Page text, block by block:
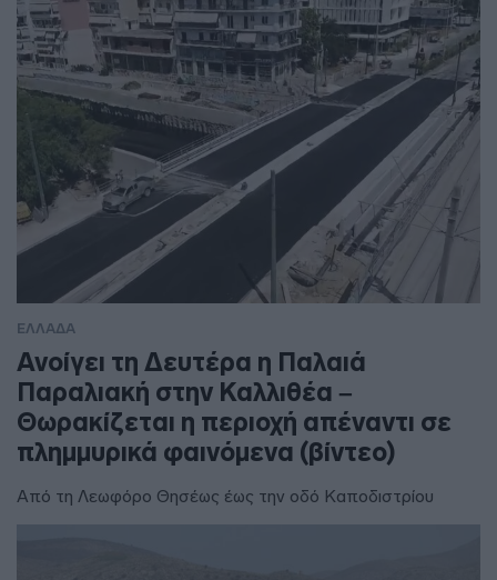
ΕΛΛΑΔΑ
Ανοίγει τη Δευτέρα η Παλαιά
Παραλιακή στην Καλλιθέα –
Θωρακίζεται η περιοχή απέναντι σε
πλημμυρικά φαινόμενα (βίντεο)
Από τη Λεωφόρο Θησέως έως την οδό Καποδιστρίου